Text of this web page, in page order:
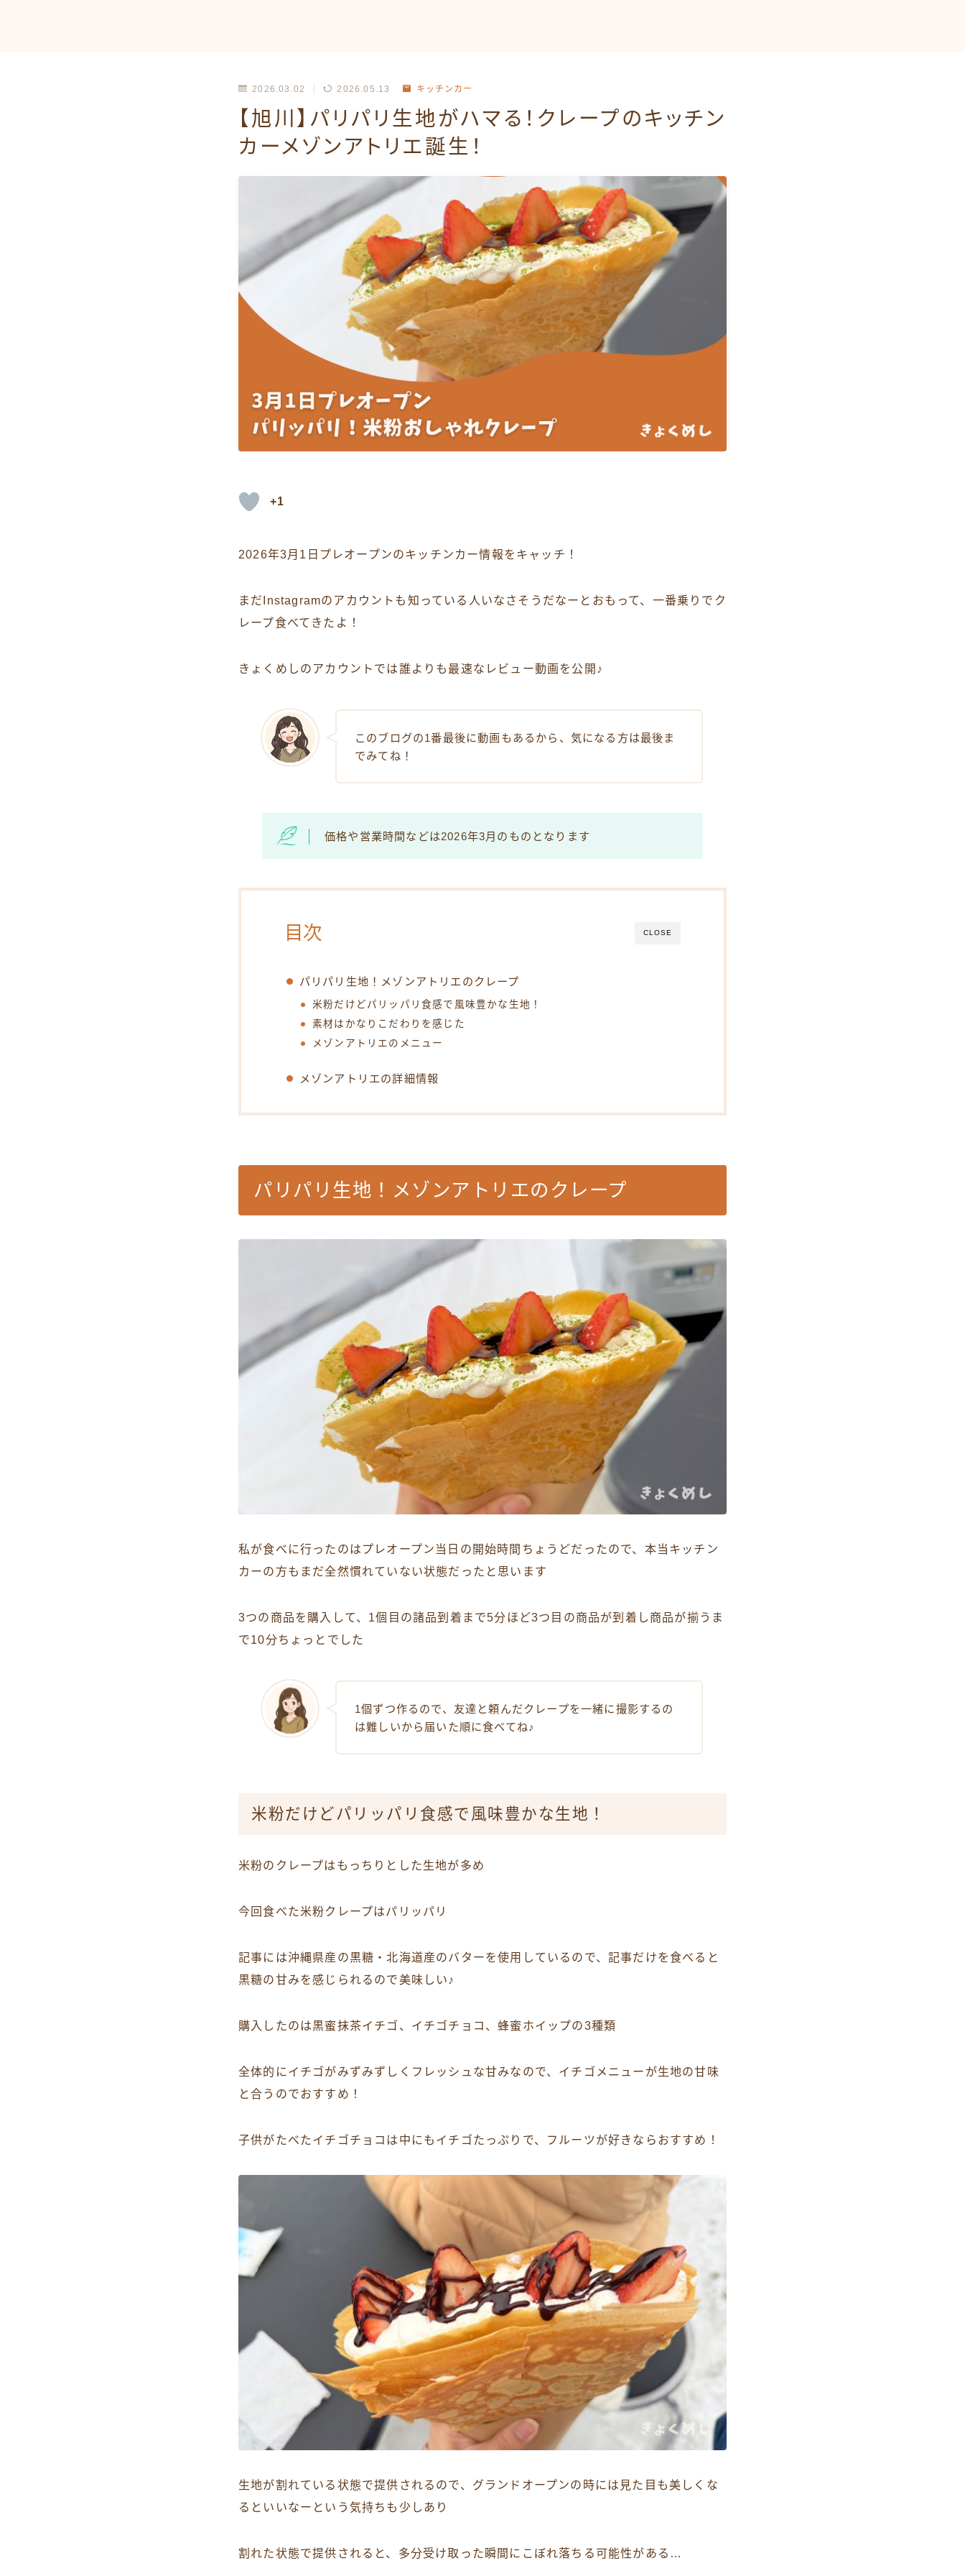
2026.03.02 2026.05.13 キッチンカー
【旭川】パリパリ生地がハマる！クレープのキッチン
カーメゾンアトリエ誕生！
+1
2026年3月1日プレオープンのキッチンカー情報をキャッチ！
まだInstagramのアカウントも知っている人いなさそうだなーとおもって、一番乗りでク
レープ食べてきたよ！
きょくめしのアカウントでは誰よりも最速なレビュー動画を公開♪
このブログの1番最後に動画もあるから、気になる方は最後ま
でみてね！
価格や営業時間などは2026年3月のものとなります
CLOSE
目次
パリパリ生地！メゾンアトリエのクレープ
米粉だけどパリッパリ食感で風味豊かな生地！
素材はかなりこだわりを感じた
メゾンアトリエのメニュー
メゾンアトリエの詳細情報
パリパリ生地！メゾンアトリエのクレープ
私が食べに行ったのはプレオープン当日の開始時間ちょうどだったので、本当キッチン
カーの方もまだ全然慣れていない状態だったと思います
3つの商品を購入して、1個目の諸品到着まで5分ほど3つ目の商品が到着し商品が揃うま
で10分ちょっとでした
1個ずつ作るので、友達と頼んだクレープを一緒に撮影するの
は難しいから届いた順に食べてね♪
米粉だけどパリッパリ食感で風味豊かな生地！
米粉のクレープはもっちりとした生地が多め
今回食べた米粉クレープはパリッパリ
記事には沖縄県産の黒糖・北海道産のバターを使用しているので、記事だけを食べると
黒糖の甘みを感じられるので美味しい♪
購入したのは黒蜜抹茶イチゴ、イチゴチョコ、蜂蜜ホイップの3種類
全体的にイチゴがみずみずしくフレッシュな甘みなので、イチゴメニューが生地の甘味
と合うのでおすすめ！
子供がたべたイチゴチョコは中にもイチゴたっぷりで、フルーツが好きならおすすめ！
生地が割れている状態で提供されるので、グランドオープンの時には見た目も美しくな
るといいなーという気持ちも少しあり
割れた状態で提供されると、多分受け取った瞬間にこぼれ落ちる可能性がある…